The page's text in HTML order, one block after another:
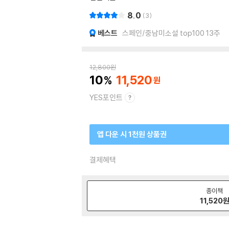
8.0 3
베스트 스페인/중남미소설 top100 13주
12,800원
10 11,520
YES포인트
앱 다운 시 1천원 상품권
결제혜택
종이책
11,520원